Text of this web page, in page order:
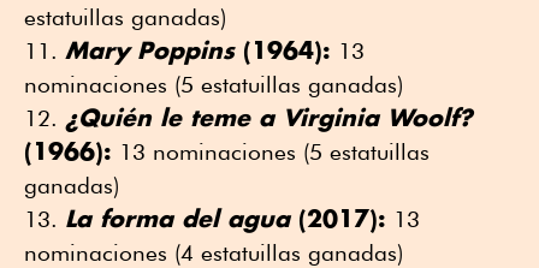
estatuillas ganadas)
Mary Poppins(1964): 13
nominaciones (5 estatuillas ganadas)
¿Quién le teme a Virginia Woolf?
(1966): 13 nominaciones (5 estatuillas
ganadas)
La forma del agua(2017): 13
nominaciones (4 estatuillas ganadas)